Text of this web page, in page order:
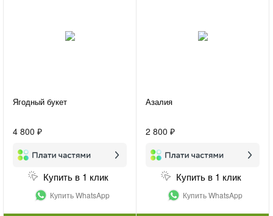
Ягодный букет
4 800 ₽
Купить в 1 клик
Купить WhatsApp
Азалия
2 800 ₽
Купить в 1 клик
Купить WhatsApp